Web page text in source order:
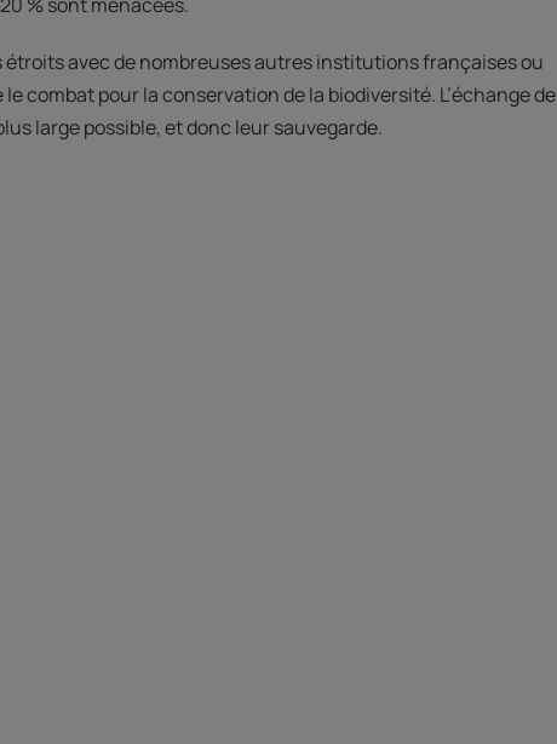
avec de nombreuses autres institutions françaises ou
combat pour la conservation de la biodiversité. L’échange de
large possible, et donc leur sauvegarde.